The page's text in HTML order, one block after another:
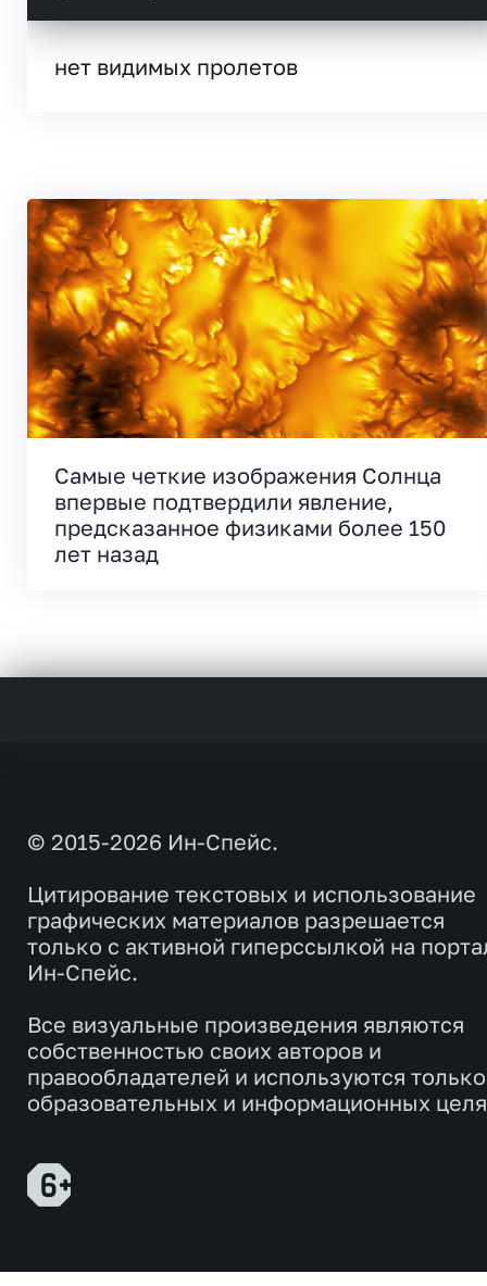
нет видимых пролетов
Самые четкие изображения Солнца
впервые подтвердили явление,
предсказанное физиками более 150
лет назад
© 2015-2026 Ин-Спейс.
Цитирование текстовых и использование
графических материалов разрешается
только с активной гиперссылкой на
Ин-Спейс.
Все визуальные произведения являются
собственностью своих авторов и
правообладателей и используются
образовательных и информационных